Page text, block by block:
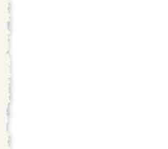
сигналов
Сенсорная рецепция